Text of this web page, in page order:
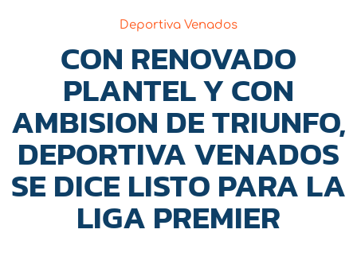
Deportiva Venados
CON RENOVADO
PLANTEL Y CON
AMBISION DE TRIUNFO,
DEPORTIVA VENADOS
SE DICE LISTO PARA LA
LIGA PREMIER